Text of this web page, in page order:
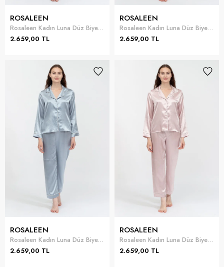
ROSALEEN
Rosaleen Kadın Luna Düz Biyeli Pijama Takımı
2.659,00 TL
ROSALEEN
Rosaleen Kadın Luna Düz Biyeli Pijama Takımı
2.659,00 TL
ROSALEEN
Rosaleen Kadın Luna Düz Biyeli Pijama Takımı
2.659,00 TL
ROSALEEN
Rosaleen Kadın Luna Düz Biyeli Pijama Takımı
2.659,00 TL